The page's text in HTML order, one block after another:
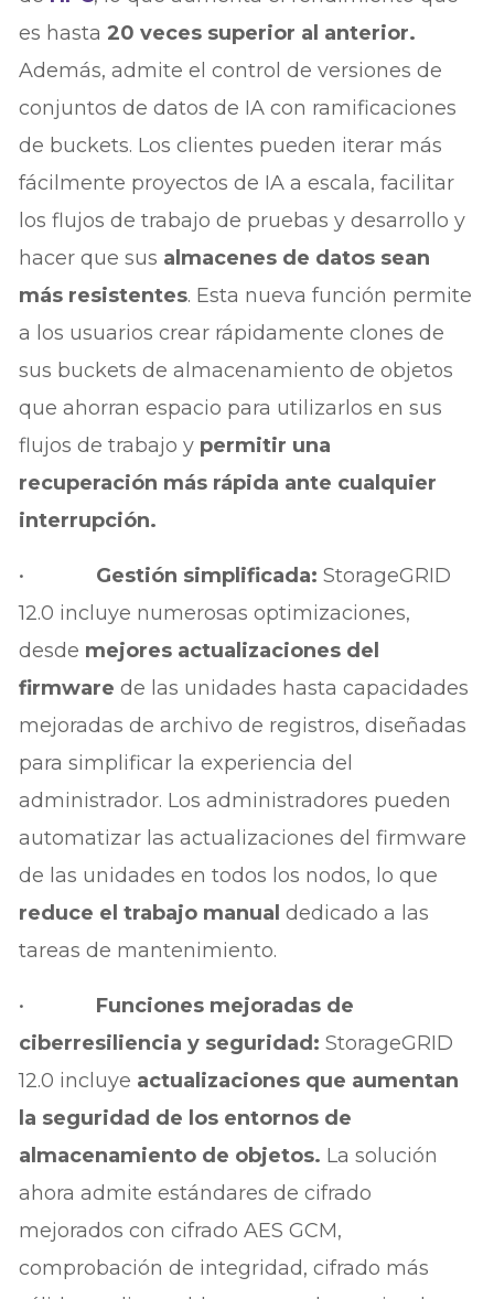
es hasta20 veces superior al anterior.
Además, admite el control de versiones de
conjuntos de datos de IA con ramificaciones
de buckets. Los clientes pueden iterar más
fácilmente proyectos de IA a escala, facilitar
los flujos de trabajo de pruebas y desarrollo y
hacer que sus almacenes de datos sean
más resistentes. Esta nueva función permite
a los usuarios crear rápidamente clones de
sus buckets de almacenamiento de objetos
que ahorran espacio para utilizarlos en sus
flujos de trabajo y permitir una
recuperación más rápida ante cualquier
interrupción.
• Gestión simplificada:StorageGRID
12.0 incluye numerosas optimizaciones,
desde mejores actualizaciones del
firmwarede las unidades hasta capacidades
mejoradas de archivo de registros, diseñadas
para simplificar la experiencia del
administrador. Los administradores pueden
automatizar las actualizaciones del firmware
de las unidades en todos los nodos, lo que
reduce el trabajo manual dedicado a las
tareas de mantenimiento.
•
Funciones mejoradas de
ciberresiliencia y seguridad: StorageGRID
12.0 incluye actualizaciones que aumentan
la seguridad de los entornos de
almacenamiento de objetos. La solución
ahora admite estándares de cifrado
mejorados con cifrado AES GCM,
comprobación de integridad, cifrado más